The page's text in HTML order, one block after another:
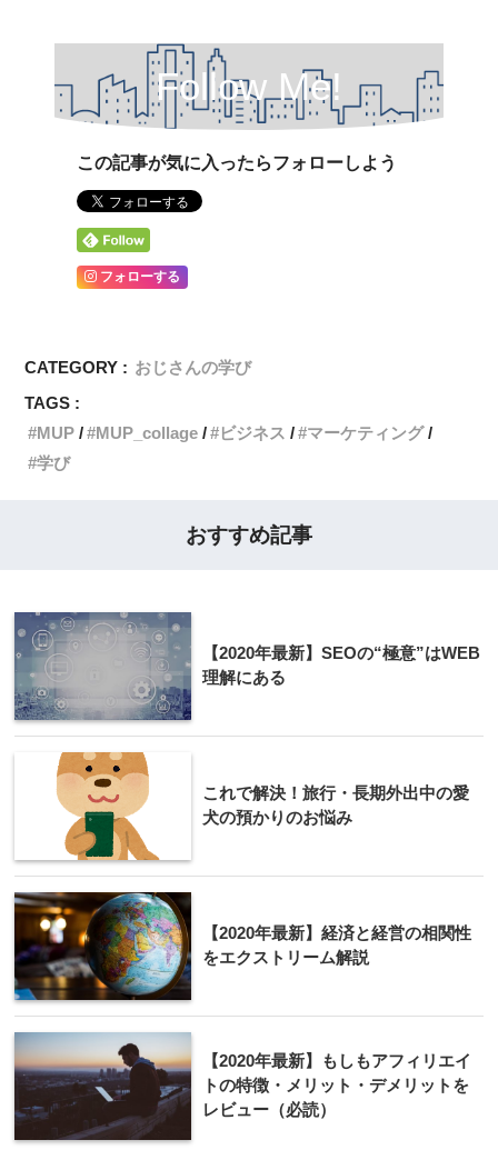
Follow Me!
この記事が気に入ったらフォローしよう
フォローする
CATEGORY : おじさんの学び
TAGS :
MUP
MUP_collage ビジネス
マーケティング
学び
おすすめ記事
【2020年最新】SEOの“極意”はWEB
理解にある
これで解決！旅行・長期外出中の愛
犬の預かりのお悩み
【2020年最新】経済と経営の相関性
をエクストリーム解説
【2020年最新】もしもアフィリエイ
トの特徴・メリット・デメリットを
レビュー（必読）